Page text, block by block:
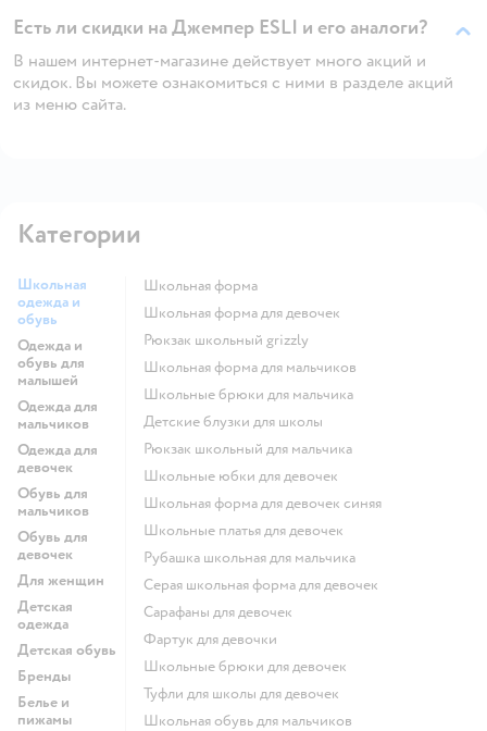
Есть ли скидки на Джемпер ESLI и его аналоги?
В нашем интернет-магазине действует много акций и
скидок. Вы можете ознакомиться с ними в разделе акций
из меню сайта.
Категории
Школьная
одежда и
обувь
Одежда и
обувь для
малышей
Одежда для
мальчиков
Одежда для
девочек
Обувь для
мальчиков
Обувь для
девочек
Для женщин
Детская
одежда
Детская обувь
Бренды
Белье и
пижамы
Школьная форма
Школьная форма для девочек
Рюкзак школьный grizzly
Школьная форма для мальчиков
Школьные брюки для мальчика
Детские блузки для школы
Рюкзак школьный для мальчика
Школьные юбки для девочек
Школьная форма для девочек синяя
Школьные платья для девочек
Рубашка школьная для мальчика
Серая школьная форма для девочек
Сарафаны для девочек
Фартук для девочки
Школьные брюки для девочек
Туфли для школы для девочек
Школьная обувь для мальчиков